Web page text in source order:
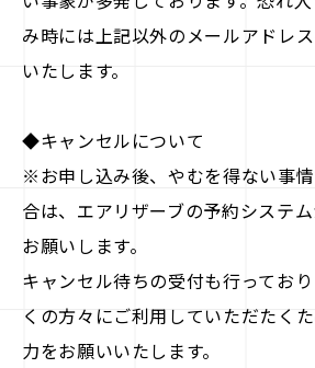
み時には上記以外のメールアドレ
いたします。
◆キャンセルについて
※お申し込み後、やむを得ない事
合は、エアリザーブの予約システ
お願いします。
キャンセル待ちの受付も行ってお
くの方々にご利用していただたく
力をお願いいたします。